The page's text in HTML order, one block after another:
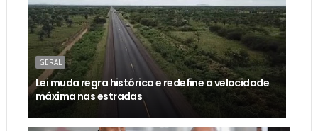
GERAL
Lei muda regra histórica e redefine a velocidade
máxima nas estradas